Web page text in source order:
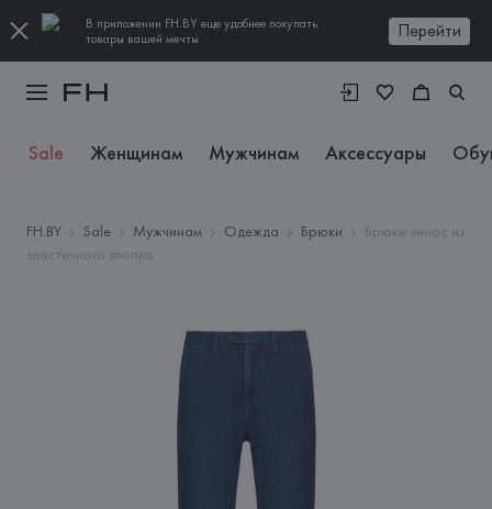
В приложении FH.BY еще удобнее покупать
товары вашей мечты
Перейти
Sale Женщинам Мужчинам Аксессуары
FH.BY Sale Мужчинам Одежда Брюки
Брюки чинос из
эластичного хлопка